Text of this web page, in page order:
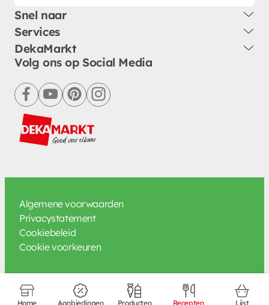
Snel naar
Services
DekaMarkt
Volg ons op Social Media
facebookyoutubepinterestinstagram
Algemene voorwaarden
Privacystatement
Cookiebeleid
Cookie voorkeuren
Home Aanbiedingen Producten Recepten Lijst